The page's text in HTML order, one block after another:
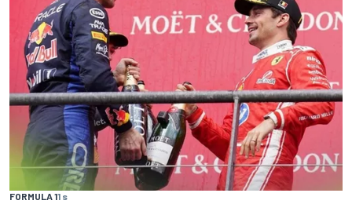
FORMULA 11 s